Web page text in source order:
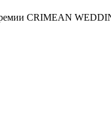
CRIMEAN